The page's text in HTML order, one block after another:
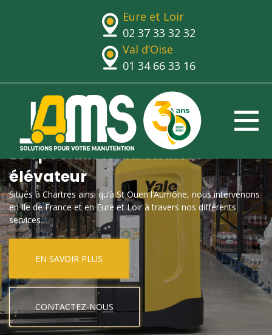
Eure et Loir
02 37 33 32 32
Val d’Oise
01 34 66 33 16
Le spécialiste du chariot
élévateur
Situés à Chartres ainsi qu’à St Ouen l’Aumône, nous intervenons
en Ile de France et en Eure et Loir à travers nos différents
services.
EN SAVOIR PLUS
CONTACTEZ-NOUS